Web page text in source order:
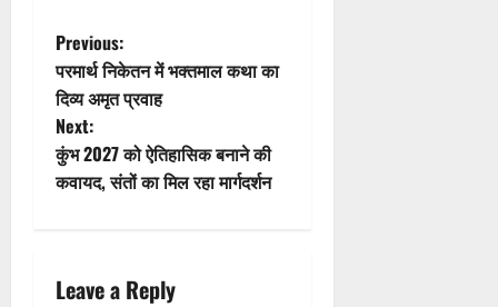
t
i
o
n
P
o
s
t
a
Previous:
परमार्थ निकेतन में भक्तमाल कथा का
दिव्य अमृत प्रवाह
Next:
कुंभ 2027 को ऐतिहासिक बनाने की
कवायद, संतों का मिल रहा मार्गदर्शन
Leave a Reply